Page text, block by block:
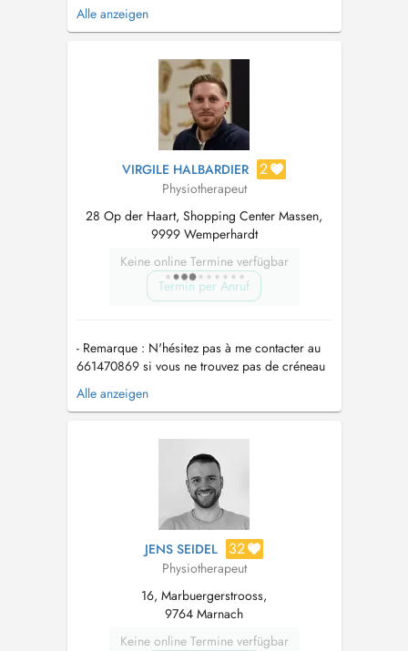
MOTIFS DE CONSULTATION : - Sommeil -
Émotions : colère, anxiété, hyperémotivité, etc.
Propreté : énurésie, encoprésie -
Développement moteur - Difficul...
Alle anzeigen
VIRGILE HALBARDIER 2
Physiotherapeut
28 Op der Haart, Shopping Center Massen,
9999 Wemperhardt
Keine online Termine verfügbar
Termin per Anruf
- Remarque : N'hésitez pas à me contacter au
661470869 si vous ne trouvez pas de créneau
compatible avec votre planning ! Je vous
propose une prise en charge en kinésithérapie
respiratoire, posturale, ...) , adaptée à vos
besoins et à vos objectifs, ...
Alle anzeigen
JENS SEIDEL 32
Physiotherapeut
16, Marbuergerstrooss,
9764 Marnach
Keine online Termine verfügbar